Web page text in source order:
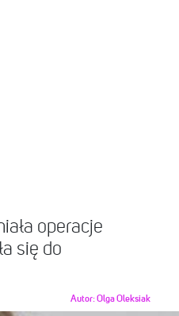
operacje
się do
Autor:Olga Oleksiak